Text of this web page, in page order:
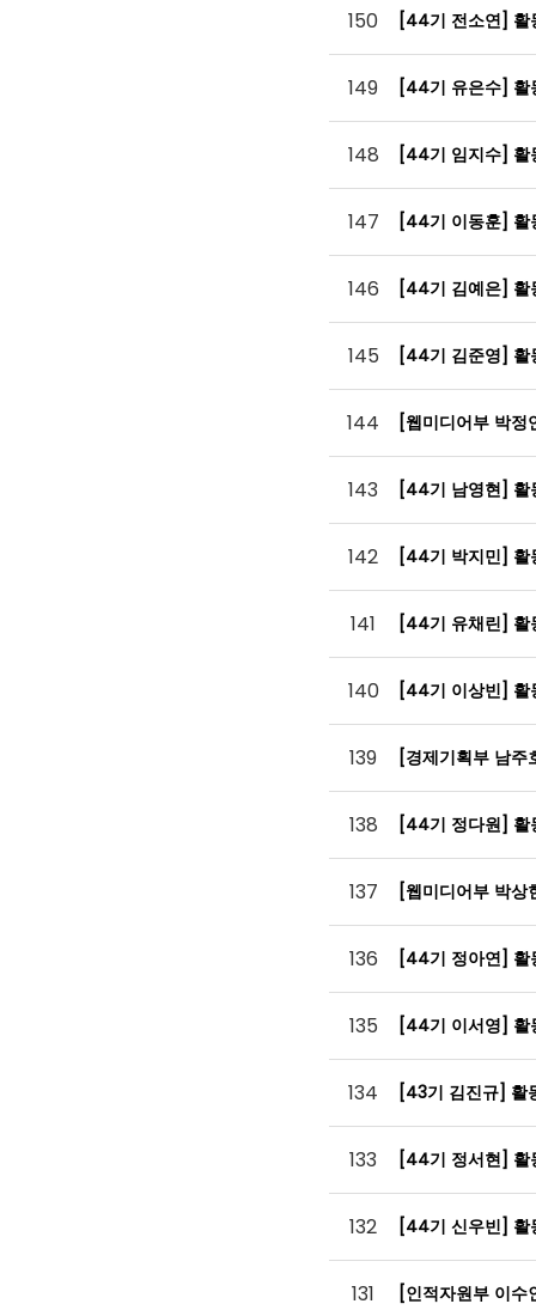
150 [44기 전소연]
149 [44기 유은수]
148 [44기 임지수]
147 [44기 이동훈]
146 [44기 김예은]
145 [44기 김준영]
144 [웹미디어부 박
143 [44기 남영현]
142 [44기 박지민]
141 [44기 유채린]
140 [44기 이상빈]
139 [경제기획부 남
138 [44기 정다원]
137 [웹미디어부 박
136 [44기 정아연]
135 [44기 이서영]
134 [43기 김진규] 활
133 [44기 정서현]
132 [44기 신우빈]
131 [인적자원부 이